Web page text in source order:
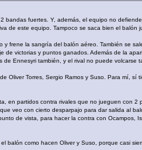
bandas fuertes. Y, además, el equipo no
de este equipo. Tampoco se saca bien el balón
frene la sangría del balón aéreo. También se
de victorias y puntos ganados. Además de la
Ennesyri también, y el rival no puede volcarse
Oliver Torres, Sergio Ramos y Suso. Para mí, sí
en partidos contra rivales que no jueguen con 2
veo con cierto desparpajo para dar salida al
de vista, para hacer la contra con Ocampos,
balón como hacen Oliver y Suso, porque casi